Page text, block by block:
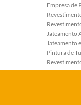
Empresa de
Jateamento
Jateamento
Pintura de
Serviço de